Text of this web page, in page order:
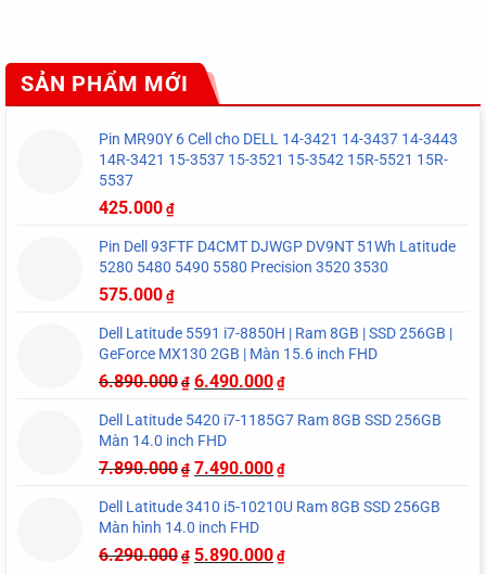
SẢN PHẨM MỚI
Pin MR90Y 6 Cell cho DELL 14-3421 14-3437 14-3443
14R-3421 15-3537 15-3521 15-3542 15R-5521 15R-
5537
425.000 ₫
Pin Dell 93FTF D4CMT DJWGP DV9NT 51Wh Latitude
5280 5480 5490 5580 Precision 3520 3530
575.000 ₫
Dell Latitude 5591 i7-8850H | Ram 8GB | SSD 256GB |
GeForce MX130 2GB | Màn 15.6 inch FHD
6.890.000 ₫ 6.490.000 ₫
Dell Latitude 5420 i7-1185G7 Ram 8GB SSD 256GB
Màn 14.0 inch FHD
7.890.000 ₫ 7.490.000 ₫
Dell Latitude 3410 i5-10210U Ram 8GB SSD 256GB
Màn hình 14.0 inch FHD
6.290.000 ₫ 5.890.000 ₫